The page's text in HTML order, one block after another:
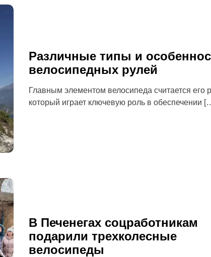
Различные типы и
велосипедных рулей
Главным элементом велосипеда считается его
который играет ключевую роль в обеспечении
В Печенегах соцработникам
подарили трехколесные
велосипеды